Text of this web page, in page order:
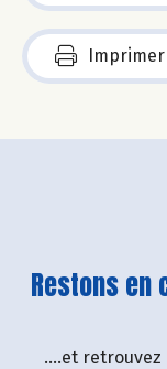
Restons
....et